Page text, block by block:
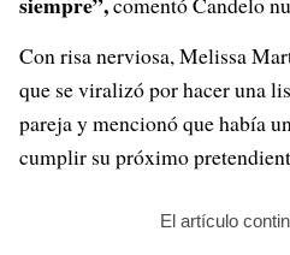
Con risa nerviosa, Melissa
que se viralizó por hacer una
pareja y mencionó que había
cumplir su próximo
El artículo